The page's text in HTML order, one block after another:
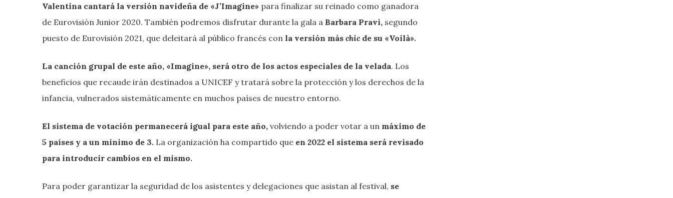
Valentina cantará la versión navideña de «J’Imagine» para finalizar su reinado como ganadora
de Eurovisión Junior 2020. También podremos disfrutar durante la gala a Barbara Pravi, segundo
puesto de Eurovisión 2021, que deleitará al público francés con la versión más chic de su «Voilà».
La canción grupal de este año, «Imagine», será otro de los actos especiales de la velada. Los
beneficios que recaude irán destinados a UNICEF y tratará sobre la protección y los derechos de la
infancia, vulnerados sistemáticamente en muchos países de nuestro entorno.
El sistema de votación permanecerá igual para este año, volviendo a poder votar a un máximo de
5 países y a un mínimo de 3. La organización ha compartido que en 2022 el sistema será revisado
para introducir cambios en el mismo.
Para poder garantizar la seguridad de los asistentes y delegaciones que asistan al festival, se